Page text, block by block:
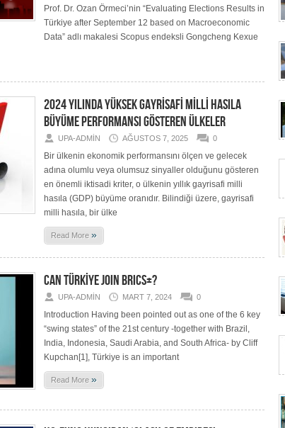
Prof. Dr. Ozan Örmeci’nin “Evaluating Elections Results in
Türkiye after September 12 based on Macroeconomic
Data” adlı makalesi Scopus endeksli Gongcheng Kexue
2024 YILINDA YÜKSEK GAYRİSAFİ MİLLİ HASILA
BÜYÜME PERFORMANSI GÖSTEREN ÜLKELER
UPA-ADMIN AĞUSTOS 7, 2025 0
Bir ülkenin ekonomik performansını ölçen ve gelecek
adına olumlu veya olumsuz sinyaller olduğunu gösteren
en önemli iktisadi kriter, o ülkenin yıllık gayrisafi milli
hasıla (GDP) büyüme oranıdır. Bilindiği üzere, gayrisafi
milli hasıla, bir ülke
Read More »
CAN TÜRKİYE JOIN BRICS+?
UPA-ADMIN MART 7, 2024 0
Introduction Having been pointed out as one of the 6 key
“swing states” of the 21st century -together with Brazil,
India, Indonesia, Saudi Arabia, and South Africa- by Cliff
Kupchan[1], Türkiye is an important
Read More »